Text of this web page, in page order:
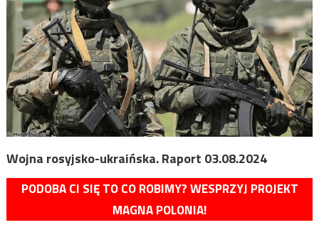
Wojna rosyjsko-ukraińska. Raport 03.08.2024
PODOBA CI SIĘ TO CO ROBIMY? WESPRZYJ PROJEKT
MAGNA POLONIA!